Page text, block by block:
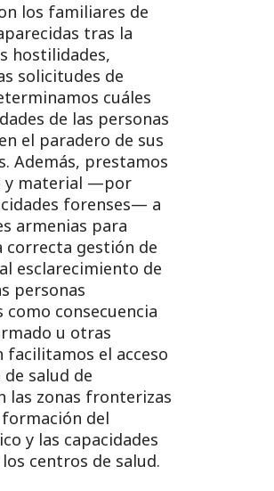
los familiares de
tras la
hostilidades,
solicitudes de
cuáles
de las personas
el paradero de sus
Además, prestamos
y material —por
forenses— a
armenias para
gestión de
esclarecimiento de
personas
como consecuencia
u otras
facilitamos el acceso
salud de
las zonas fronterizas
del
y las capacidades
centros de salud.